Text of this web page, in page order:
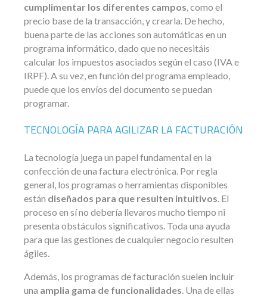
cumplimentar los diferentes campos, como el
precio base de la transacción, y crearla. De hecho,
buena parte de las acciones son automáticas en un
programa informático, dado que no necesitáis
calcular los impuestos asociados según el caso (IVA e
IRPF). A su vez, en función del programa empleado,
puede que los envíos del documento se puedan
programar.
TECNOLOGÍA PARA AGILIZAR LA FACTURACIÓN
La tecnología juega un papel fundamental en la
confección de una factura electrónica. Por regla
general, los programas o herramientas disponibles
están diseñados para que resulten intuitivos. El
proceso en sí no debería llevaros mucho tiempo ni
presenta obstáculos significativos. Toda una ayuda
para que las gestiones de cualquier negocio resulten
ágiles.
Además, los programas de facturación suelen incluir
una amplia gama de funcionalidades. Una de ellas